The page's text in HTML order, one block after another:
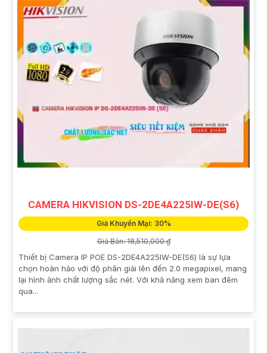
CAMERA HIKVISION DS-2DE4A225IW-DE(S6)
Giá Khuyến Mại: 30%
Giá Bán: 18,510,000 ₫
Thiết bị Camera IP POE DS-2DE4A225IW-DE(S6) là sự lựa
chọn hoàn hảo với độ phân giải lên đến 2.0 megapixel, mang
lại hình ảnh chất lượng sắc nét. Với khả năng xem ban đêm
qua...